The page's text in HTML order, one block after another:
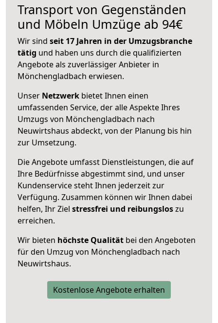
Transport von Gegenständen
und Möbeln Umzüge ab 94€
Wir sind seit 17 Jahren in der Umzugsbranche
tätig und haben uns durch die qualifizierten
Angebote als zuverlässiger Anbieter in
Mönchengladbach erwiesen.
Unser Netzwerk bietet Ihnen einen
umfassenden Service, der alle Aspekte Ihres
Umzugs von Mönchengladbach nach
Neuwirtshaus abdeckt, von der Planung bis hin
zur Umsetzung.
Die Angebote umfasst Dienstleistungen, die auf
Ihre Bedürfnisse abgestimmt sind, und unser
Kundenservice steht Ihnen jederzeit zur
Verfügung. Zusammen können wir Ihnen dabei
helfen, Ihr Ziel stressfrei und reibungsloszu
erreichen.
Wir bieten höchste Qualität bei den Angeboten
für den Umzug von Mönchengladbach nach
Neuwirtshaus.
Kostenlose Angebote erhalten